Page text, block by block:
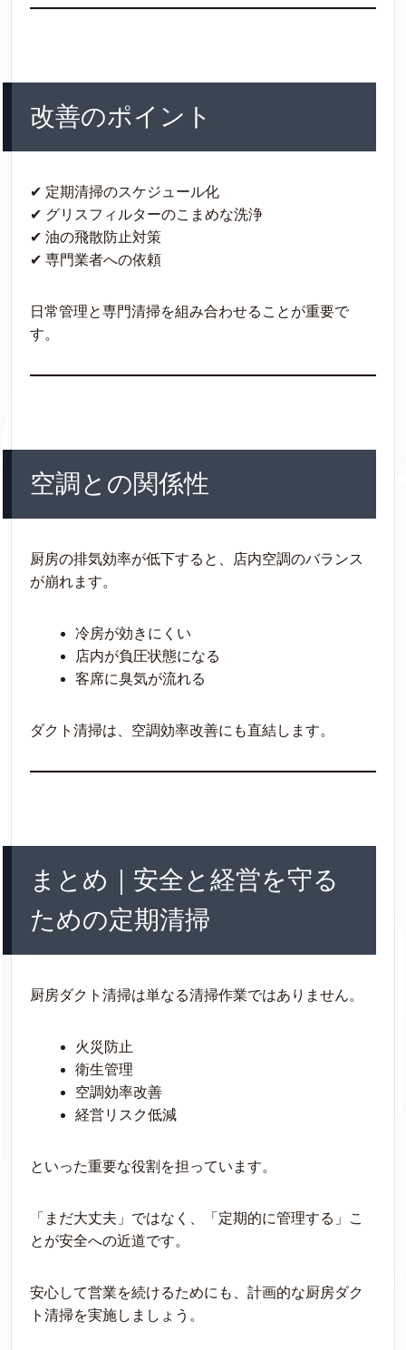
改善のポイント
✔ 定期清掃のスケジュール化
✔ グリスフィルターのこまめな洗浄
✔ 油の飛散防止対策
✔ 専門業者への依頼
日常管理と専門清掃を組み合わせることが重要で
す。
空調との関係性
厨房の排気効率が低下すると、店内空調のバランス
が崩れます。
冷房が効きにくい
店内が負圧状態になる
客席に臭気が流れる
ダクト清掃は、空調効率改善にも直結します。
まとめ｜安全と経営を守る
ための定期清掃
厨房ダクト清掃は単なる清掃作業ではありません。
火災防止
衛生管理
空調効率改善
経営リスク低減
といった重要な役割を担っています。
「まだ大丈夫」ではなく、「定期的に管理する」こ
とが安全への近道です。
安心して営業を続けるためにも、計画的な厨房ダク
ト清掃を実施しましょう。